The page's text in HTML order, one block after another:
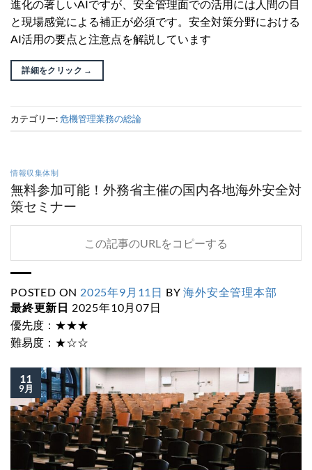
進化の著しいAIですが、安全管理面での活用には人間の目
と現場感覚による補正が必須です。安全対策分野における
AI活用の要点と注意点を解説しています
詳細をクリック →
カテゴリー:危機管理業務の総論
情報収集体制
無料参加可能！外務省主催の国内各地海外安全対
策セミナー
この記事のURLをコピーする
POSTED ON 2025年9月11日 BY海外安全管理本部
最終更新日 2025年10月07日
優先度：★★★
難易度：★☆☆
11
9月